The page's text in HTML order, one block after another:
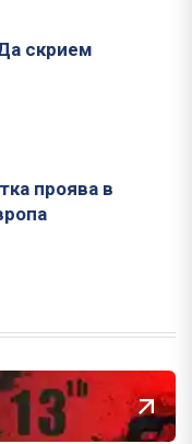
скрием
проява в